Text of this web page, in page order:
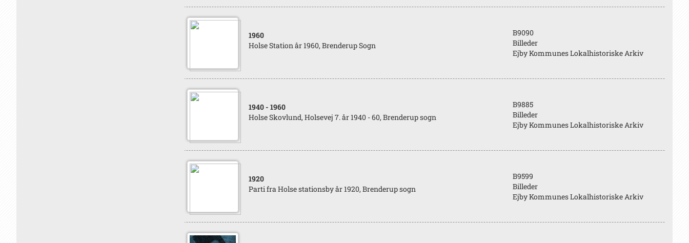
1960
Holse Station år 1960, Brenderup Sogn
B9090
Billeder
Ejby Kommunes Lokalhistoriske Arkiv
1940 - 1960
Holse Skovlund, Holsevej 7. år 1940 - 60, Brenderup sogn
B9885
Billeder
Ejby Kommunes Lokalhistoriske Arkiv
1920
Parti fra Holse stationsby år 1920, Brenderup sogn
B9599
Billeder
Ejby Kommunes Lokalhistoriske Arkiv